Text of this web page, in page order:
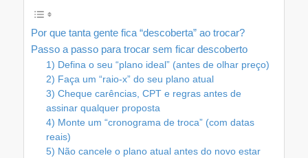
Por que tanta gente fica “descoberta” ao trocar?
Passo a passo para trocar sem ficar descoberto
1) Defina o seu “plano ideal” (antes de olhar preço)
2) Faça um “raio-x” do seu plano atual
3) Cheque carências, CPT e regras antes de
assinar qualquer proposta
4) Monte um “cronograma de troca” (com datas
reais)
5) Não cancele o plano atual antes do novo estar